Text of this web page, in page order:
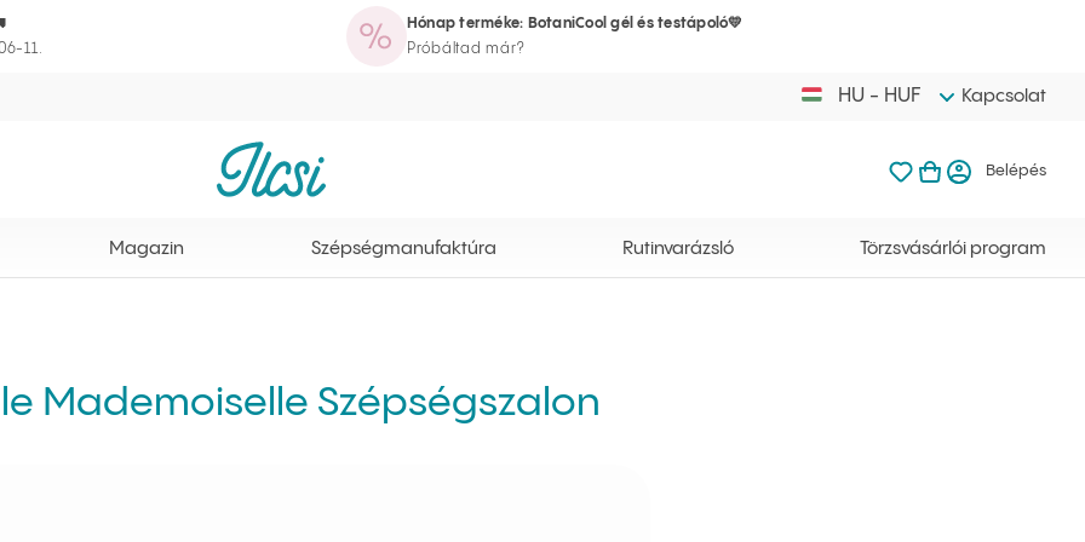
11.
Hónap terméke: BotaniCool gél és testápoló💛
Próbáltad már?
Törzsvásárlói program
HU - HUF Kapcsolat
Ilcsi kezdőlap
Kedvenceim
A kosarad még
KosaramBelépés
Magazin Szépségmanufaktúra Rutinvarázsló Törzsvásárlói program
Mademoiselle Szépségszalon